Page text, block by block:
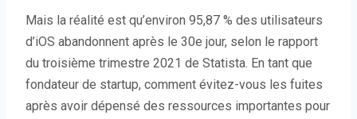
Mais la réalité est qu’environ 95,87 % des utilisateurs
d’iOS abandonnent après le 30e jour, selon le rapport
du troisième trimestre 2021 de Statista. En tant que
fondateur de startup, comment évitez-vous les fuites
après avoir dépensé des ressources importantes pour